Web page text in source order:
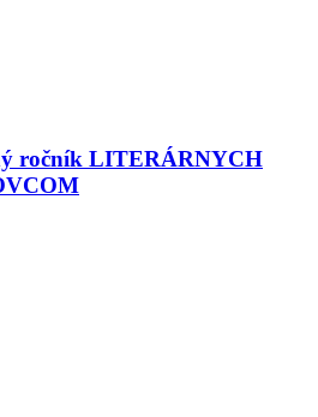
ročník LITERÁRNYCH